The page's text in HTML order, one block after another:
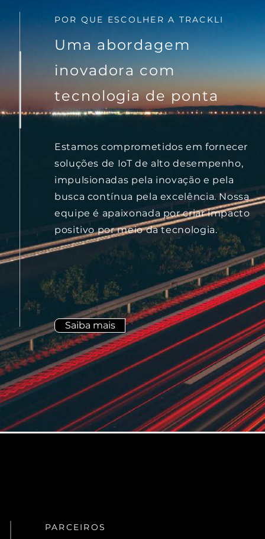
POR QUE ESCOLHER A TRACKLI
Uma abordagem
inovadora com
tecnologia de ponta
Estamos comprometidos em fornecer
soluções de IoT de alto desempenho,
impulsionadas pela inovação e pela
busca contínua pela excelência. Nossa
equipe é apaixonada por criar impacto
positivo por meio da tecnologia.
Saiba mais
PARCEIROS